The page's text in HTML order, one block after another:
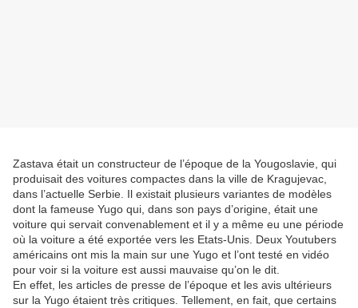
Zastava était un constructeur de l’époque de la Yougoslavie, qui
produisait des voitures compactes dans la ville de Kragujevac,
dans l’actuelle Serbie. Il existait plusieurs variantes de modèles
dont la fameuse Yugo qui, dans son pays d’origine, était une
voiture qui servait convenablement et il y a même eu une période
où la voiture a été exportée vers les Etats-Unis. Deux Youtubers
américains ont mis la main sur une Yugo et l’ont testé en vidéo
pour voir si la voiture est aussi mauvaise qu’on le dit.
En effet, les articles de presse de l’époque et les avis ultérieurs
sur la Yugo étaient très critiques. Tellement, en fait, que certains